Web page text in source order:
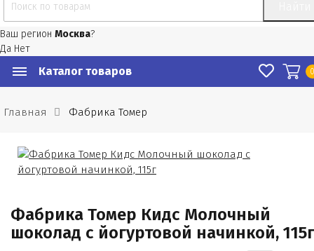
Ваш регион Москва?
Да Нет
Каталог товаров
Главная Фабрика Томер
Фабрика Томер Кидс Молочный
шоколад с йогуртовой начинкой, 115г